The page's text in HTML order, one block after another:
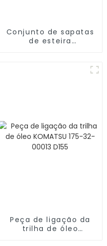
Conjunto de sapatas
de esteira
Peça de ligação da
trilha de óleo